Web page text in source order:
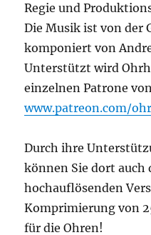
Regie und
Die Musik ist von der
komponiert von
Unterstützt wird
einzelnen Patrone
www.patreon.com/
Durch ihre
können Sie dort auch
hochauflösenden
Komprimierung von
für die Ohren!